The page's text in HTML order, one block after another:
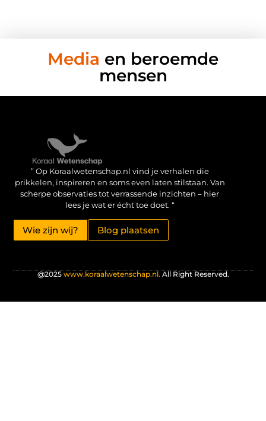
Media en beroemde
mensen
” Op Koraalwetenschap.nl vind je verhalen die
prikkelen, inspireren en soms even laten stilstaan. Van
scherpe observaties tot verrassende inzichten – hier
lees je wat er écht toe doet. “
Wie zijn wij? Blog plaatsen
@2025www.koraalwetenschap.nl.All Right Reserved.